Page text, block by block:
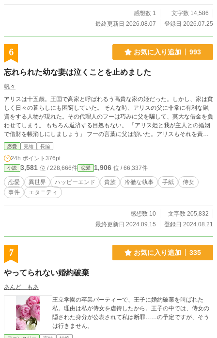
感想数 1
文字数 14,586
最終更新日 2026.08.07
登録日 2026.07.25
6 お気に入り追加 993
忘れられた幼な妻は泣くことを止めました
帆々
アリスは十五歳。王国で高家と呼ばれるう高貴な家の姫だった。しかし、家は貧
しく日々の暮らしにも困窮していた。 そんな時、アリスの父に非常に有利な融
資をする人物が現れた。その代理人のフーは巧みに父を騙して、莫大な借金を負
わせてしまう。 もちろん返済する目処もない。 「アリス姫と我が主人との婚姻
で借財を帳消しにしましょう」 フーの言葉に父は頷いた。アリスもそれを責め
られなかった。家を守るのは父の責務だと信じたから。 嫁いだドリトルン家は
悪徳金貸しとして有名で、アリスは邸の厳しいルールに従うことになる。フーは
彼女を監視し自由を許さない。そんな中、夫の愛人が邸に迎え入れることを知
る。彼女は庭の隅の離れ住まいを強いられているのに。アリスは嘆き悲しむが、
フーに強く諌められてうなだれて受け入れた。 「ご実家への援助はご心配な
く。ここでの悪くないお暮らしも保証しましょう」 そういう経緯を仲良しのは
とこに打ち明けた。晩餐に招かれ、久しぶりに心の落ち着く時間を過ごした。そ
てくれた。しかし迎えに現れたフーが、和やかな夜をぶち壊してしまう。彼女を
庇うはとこを咎め、フーの無礼を責めたロエルにまで痛烈な侮蔑を吐き捨てた。
月日が流れ、ひょんなことからロエルに再会することになった。金髪の端正な紳
士の彼は、彼女に問いかけた。 「お幸せですか？」 アリスはそれに答えられず
にそのまま別れた。しかし、その言葉が彼の優しかった印象と共に尾を引いて、
彼女の中に残っていく＿＿＿＿＿＿＿。 世間知らずの高貴な姫とやや強引な公
爵家の子息のじれじれなラブストーリーです。 古風な恋愛物語をお好きな方に
のいい物語を努めます。 ※小説家になろう様にも投稿させていただいておりま
恋愛 完結 長編
24h.ポイント 376pt
小説 3,581 位 / 228,666件 恋愛 1,906 位 / 66,337件
恋愛 異世界 ハッピーエンド 貴族 冷徹な執事 手紙
侍女
事件
エタニティ
感想数 10
文字数 205,832
最終更新日 2024.09.15
登録日 2024.08.21
7 お気に入り追加 335
やってられない婚約破棄
あんど もあ
王立学園の卒業パーティーで、王子に婚約破棄を叫ばれた
私。理由は私が侍女を虐待したから。王子の中では、侍女の
隠された身分が公表されて私は断罪……の予定ですが、そう
は行きません。